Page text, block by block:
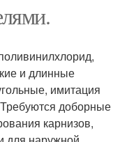
под кирпич
для наружной
отделки
и длинные
имитация
доборные
карнизов,